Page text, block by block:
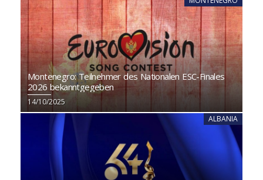
Montenegro: Teilnehmer des Nationalen ESC-Finales
2026 bekanntgegeben
14/10/2025
ALBANIA